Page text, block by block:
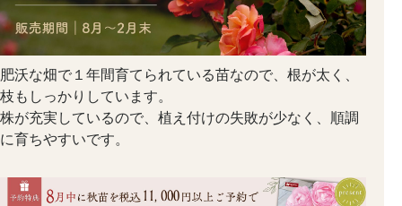
肥沃な畑で１年間育てられている苗なので、根が太く、
枝もしっかりしています。
株が充実しているので、植え付けの失敗が少なく、順調
に育ちやすいです。